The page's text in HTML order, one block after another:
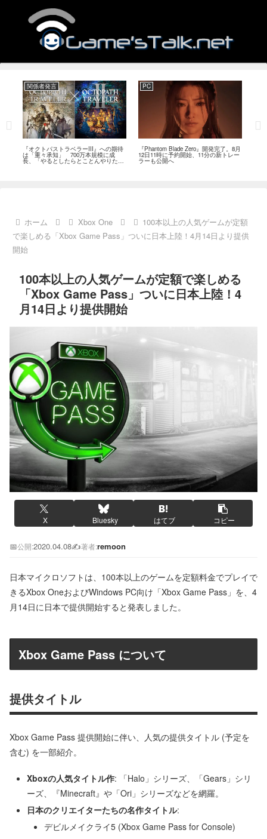
関係者発言
『オクトパストラベラーIII』への期待
は「重々承知」 700万本規模に成
長、「やるとしたらとことんやりた
い」と浅野智也氏
PC
『Phantom Blade Zero』開発完了。8月
12日11時に予約開始、11分の新トレー
ラーも公開へ
ホーム Xbox One
100本以上の人気ゲームが定額
で楽しめる「Xbox Game Pass」ついに日本上陸！4月14日より提供
開始
100本以上の人気ゲームが定額で楽しめる
「Xbox Game Pass」ついに日本上陸！4
月14日より提供開始
X Bluesky はてブ コピー
📅公開:2020.04.08✍️著者:remoon
日本マイクロソフトは、100本以上のゲームを定額料金でプレイで
きるXbox OneおよびWindows PC向け「Xbox Game Pass」を、4
月14日に日本で提供開始すると発表しました。
Xbox Game Pass について
提供タイトル
Xbox Game Pass 提供開始に伴い、人気の提供タイトル (予定を
含む) を一部紹介。
Xboxの人気タイトル作: 「Halo」シリーズ、「Gears」シリ
ーズ、『Minecraft』や「Ori」シリーズなどを網羅。
日本のクリエイターたちの名作タイトル:
デビルメイクライ5 (Xbox Game Pass for Console)